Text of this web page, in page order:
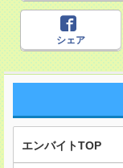
シェア
エンバイトTOP